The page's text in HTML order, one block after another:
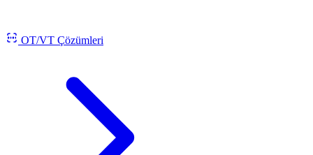
OT/VT Çözümleri